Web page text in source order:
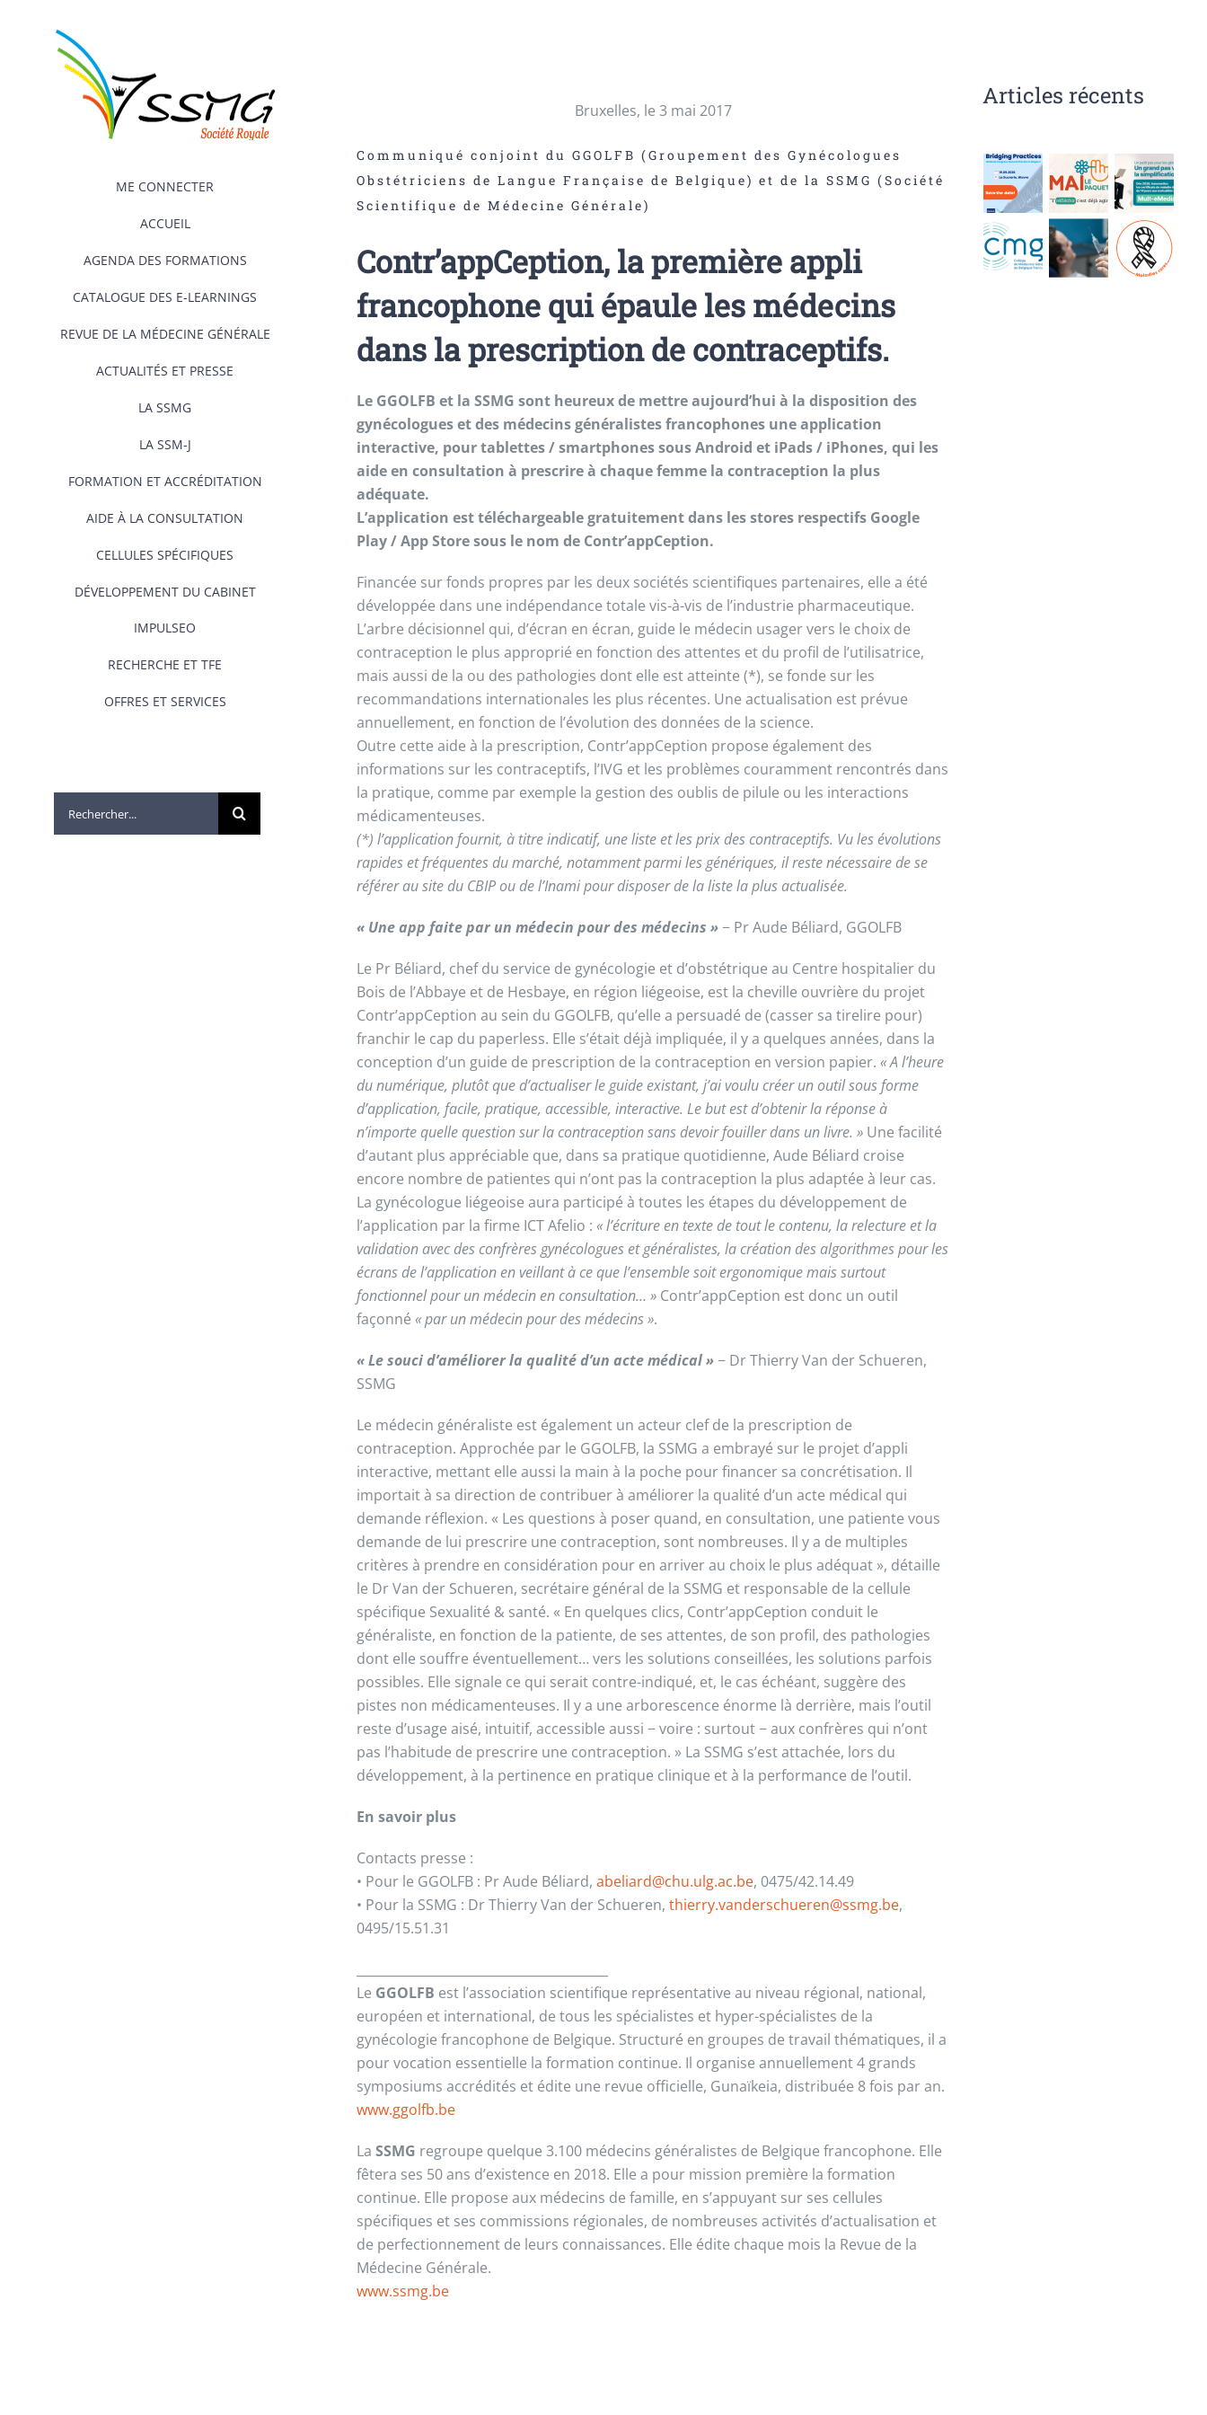
ME CONNECTER
ACCUEIL
AGENDA DES FORMATIONS
CATALOGUE DES E-LEARNINGS
REVUE DE LA MÉDECINE GÉNÉRALE
ACTUALITÉS ET PRESSE
LA SSMG
LA SSM-J
FORMATION ET ACCRÉDITATION
AIDE À LA CONSULTATION
CELLULES SPÉCIFIQUES
DÉVELOPPEMENT DU CABINET
IMPULSEO
RECHERCHE ET TFE
OFFRES ET SERVICES
Bruxelles, le 3 mai 2017
Communiqué conjoint du GGOLFB (Groupement des Gynécologues
Obstétriciens de Langue Française de Belgique) et de la SSMG (Société
Scientifique de Médecine Générale)
Contr’appCeption, la première appli
francophone qui épaule les médecins
dans la prescription de contraceptifs.
Le GGOLFB et la SSMG sont heureux de mettre aujourd’hui à la disposition des
gynécologues et des médecins généralistes francophones une application
interactive, pour tablettes / smartphones sous Android et iPads / iPhones, qui les
aide en consultation à prescrire à chaque femme la contraception la plus
adéquate.
L’application est téléchargeable gratuitement dans les stores respectifs Google
Play / App Store sous le nom de Contr’appCeption.
Financée sur fonds propres par les deux sociétés scientifiques partenaires, elle a été
développée dans une indépendance totale vis-à-vis de l’industrie pharmaceutique.
L’arbre décisionnel qui, d’écran en écran, guide le médecin usager vers le choix de
contraception le plus approprié en fonction des attentes et du profil de l’utilisatrice,
mais aussi de la ou des pathologies dont elle est atteinte (*), se fonde sur les
recommandations internationales les plus récentes. Une actualisation est prévue
annuellement, en fonction de l’évolution des données de la science.
Outre cette aide à la prescription, Contr’appCeption propose également des
informations sur les contraceptifs, l’IVG et les problèmes couramment rencontrés dans
la pratique, comme par exemple la gestion des oublis de pilule ou les interactions
médicamenteuses.
(*) l’application fournit, à titre indicatif, une liste et les prix des contraceptifs. Vu les évolutions
rapides et fréquentes du marché, notamment parmi les génériques, il reste nécessaire de se
référer au site du CBIP ou de l’Inami pour disposer de la liste la plus actualisée.
« Une app faite par un médecin pour des médecins »− Pr Aude Béliard, GGOLFB
Le Pr Béliard, chef du service de gynécologie et d’obstétrique au Centre hospitalier du
Bois de l’Abbaye et de Hesbaye, en région liégeoise, est la cheville ouvrière du projet
Contr’appCeption au sein du GGOLFB, qu’elle a persuadé de (casser sa tirelire pour)
franchir le cap du paperless. Elle s’était déjà impliquée, il y a quelques années, dans la
conception d’un guide de prescription de la contraception en version papier. « A l’heure
du numérique, plutôt que d’actualiser le guide existant, j’ai voulu créer un outil sous forme
d’application, facile, pratique, accessible, interactive. Le but est d’obtenir la réponse à
n’importe quelle question sur la contraception sans devoir fouiller dans un livre. » Une facilité
d’autant plus appréciable que, dans sa pratique quotidienne, Aude Béliard croise
encore nombre de patientes qui n’ont pas la contraception la plus adaptée à leur cas.
La gynécologue liégeoise aura participé à toutes les étapes du développement de
l’application par la firme ICT Afelio : « l’écriture en texte de tout le contenu, la relecture et la
validation avec des confrères gynécologues et généralistes, la création des algorithmes pour les
écrans de l’application en veillant à ce que l’ensemble soit ergonomique mais surtout
fonctionnel pour un médecin en consultation… » Contr’appCeption est donc un outil
façonné « par un médecin pour des médecins ».
« Le souci d’améliorer la qualité d’un acte médical »− Dr Thierry Van der Schueren,
SSMG
Le médecin généraliste est également un acteur clef de la prescription de
contraception. Approchée par le GGOLFB, la SSMG a embrayé sur le projet d’appli
interactive, mettant elle aussi la main à la poche pour financer sa concrétisation. Il
importait à sa direction de contribuer à améliorer la qualité d’un acte médical qui
demande réflexion. « Les questions à poser quand, en consultation, une patiente vous
demande de lui prescrire une contraception, sont nombreuses. Il y a de multiples
critères à prendre en considération pour en arriver au choix le plus adéquat », détaille
le Dr Van der Schueren, secrétaire général de la SSMG et responsable de la cellule
spécifique Sexualité & santé. « En quelques clics, Contr’appCeption conduit le
généraliste, en fonction de la patiente, de ses attentes, de son profil, des pathologies
dont elle souffre éventuellement… vers les solutions conseillées, les solutions parfois
possibles. Elle signale ce qui serait contre-indiqué, et, le cas échéant, suggère des
pistes non médicamenteuses. Il y a une arborescence énorme là derrière, mais l’outil
reste d’usage aisé, intuitif, accessible aussi − voire : surtout − aux confrères qui n’ont
pas l’habitude de prescrire une contraception. » La SSMG s’est attachée, lors du
développement, à la pertinence en pratique clinique et à la performance de l’outil.
En savoir plus
Contacts presse :
• Pour le GGOLFB : Pr Aude Béliard, abeliard@chu.ulg.ac.be, 0475/42.14.49
• Pour la SSMG : Dr Thierry Van der Schueren, thierry.vanderschueren@ssmg.be,
0495/15.51.31
Le GGOLFB est l’association scientifique représentative au niveau régional, national,
européen et international, de tous les spécialistes et hyper-spécialistes de la
gynécologie francophone de Belgique. Structuré en groupes de travail thématiques, il a
pour vocation essentielle la formation continue. Il organise annuellement 4 grands
symposiums accrédités et édite une revue officielle, Gunaïkeia, distribuée 8 fois par an.
www.ggolfb.be
La SSMG regroupe quelque 3.100 médecins généralistes de Belgique francophone. Elle
fêtera ses 50 ans d’existence en 2018. Elle a pour mission première la formation
continue. Elle propose aux médecins de famille, en s’appuyant sur ses cellules
spécifiques et ses commissions régionales, de nombreuses activités d’actualisation et
de perfectionnement de leurs connaissances. Elle édite chaque mois la Revue de la
Médecine Générale.
www.ssmg.be
Articles récents